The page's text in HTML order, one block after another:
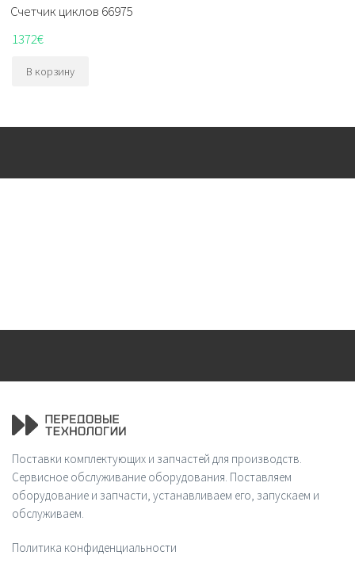
Счетчик циклов 66975
1372€
В корзину
Поставки комплектующих и запчастей для производств.
Сервисное обслуживание оборудования. Поставляем
оборудование и запчасти, устанавливаем его, запускаем и
обслуживаем.
Политика конфиденциальности